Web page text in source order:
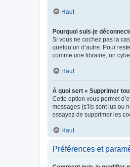
Haut
Pourquoi suis-je
Si vous ne cochez pas la
quelqu’un d’autre. Pour
comme une librairie, un
Haut
À quoi sert « Supprimer
Cette option vous permet
messages (s’ils sont lus ou
essayez de supprimer les
Haut
Préférences et